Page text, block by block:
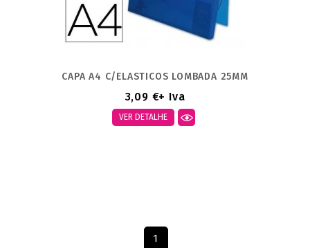
CAPA A4 C/ELASTICOS LOMBADA 25MM
3,09 €+ Iva
VER DETALHE
1